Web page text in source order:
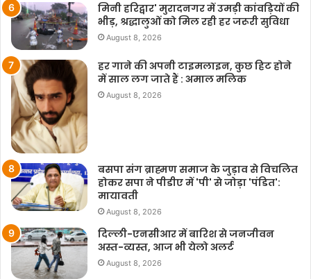
मिनी हरिद्वार' मुरादनगर में उमड़ी कांवड़ियों की
भीड़, श्रद्धालुओं को मिल रही हर जरूरी सुविधा
August 8, 2026
हर गाने की अपनी टाइमलाइन, कुछ हिट होने
में साल लग जाते हैं : अमाल मलिक
August 8, 2026
बसपा संग ब्राह्मण समाज के जुड़ाव से विचलित
होकर सपा ने पीडीए में 'पी' से जोड़ा 'पंडित':
मायावती
August 8, 2026
दिल्ली-एनसीआर में बारिश से जनजीवन
अस्त-व्यस्त, आज भी येलो अलर्ट
August 8, 2026